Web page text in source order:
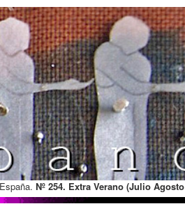
Nº 254. Extra Verano (Julio Agosto